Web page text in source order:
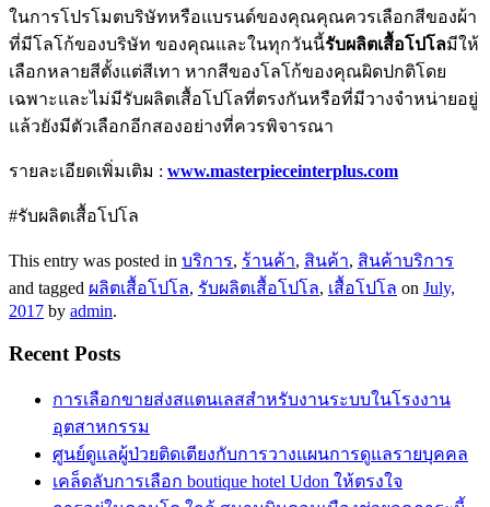
ในการโปรโมตบริษัทหรือแบรนด์ของคุณคุณควรเลือกสีของผ้า
ที่มีโลโก้ของบริษัท ของคุณและในทุกวันนี้รับผลิตเสื้อโปโลมีให้
เลือกหลายสีตั้งแต่สีเทา หากสีของโลโก้ของคุณผิดปกติโดย
เฉพาะและไม่มีรับผลิตเสื้อโปโลที่ตรงกันหรือที่มีวางจำหน่ายอยู่
แล้วยังมีตัวเลือกอีกสองอย่างที่ควรพิจารณา
รายละเอียดเพิ่มเติม : www.masterpieceinterplus.com
#รับผลิตเสื้อโปโล
This entry was posted in บริการ, ร้านค้า, สินค้า, สินค้าบริการ
and tagged ผลิตเสื้อโปโล, รับผลิตเสื้อโปโล, เสื้อโปโล on July,
2017 by admin.
Recent Posts
การเลือกขายส่งสแตนเลสสำหรับงานระบบในโรงงาน
อุตสาหกรรม
ศูนย์ดูแลผู้ป่วยติดเตียงกับการวางแผนการดูแลรายบุคคล
เคล็ดลับการเลือก boutique hotel Udon ให้ตรงใจ